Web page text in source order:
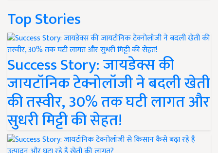
Top Stories
Success Story: जायडेक्स की
जायटॉनिक टेक्नोलॉजी ने बदली खेती
की तस्वीर, 30% तक घटी लागत और
सुधरी मिट्टी की सेहत!